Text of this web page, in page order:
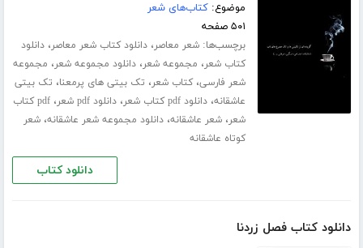
موضوع:کتاب‌های شعر
۵۰۱ صفحه
برچسب‌ها:شعر معاصر،دانلود کتاب شعر معاصر،دانلود
کتاب شعر، مجموعه شعر،دانلود مجموعه شعر، مجموعه
شعر فارسی،کتاب شعر، تک بیتی های پرمعنا، تک بیتی
عاشقانه،دانلود pdf کتاب شعر ،دانلود pdf شعر ،
pdf کتاب
شعر،شعر عاشقانه،دانلود مجموعه شعر عاشقانه،شعر
کوتاه عاشقانه
دانلود کتاب
دانلود کتاب فصل زردنا